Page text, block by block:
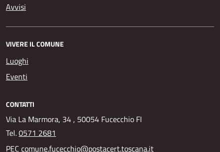
Avvisi
VIVERE IL COMUNE
Luoghi
Eventi
CONTATTI
Via La Marmora, 34 , 50054 Fucecchio FI
Tel.0571 2681
PEC comune.fucecchio@postacert.toscana.it